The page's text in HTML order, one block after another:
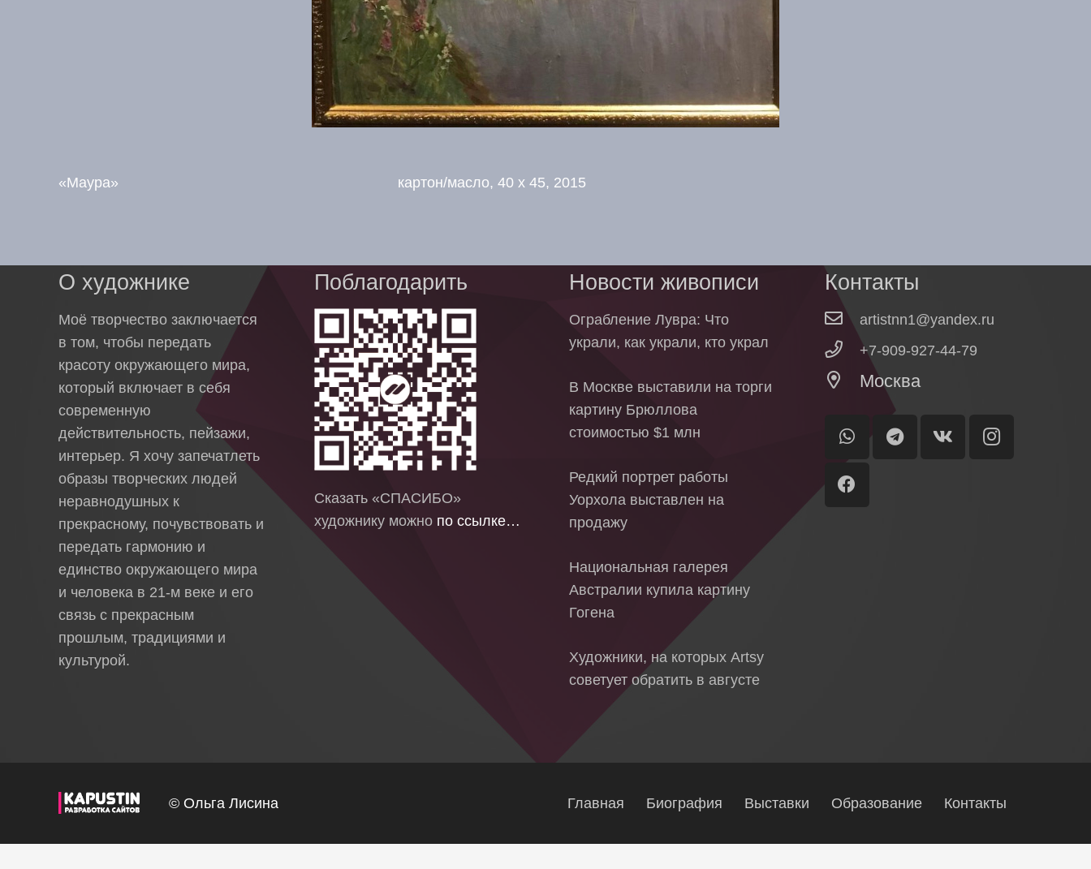
«Маура» картон/масло, 40 x 45, 2015
О художнике
Моё творчество заключается
в том, чтобы передать
красоту окружающего мира,
который включает в себя
современную
действительность, пейзажи,
интерьер. Я хочу запечатлеть
образы творческих людей
неравнодушных к
прекрасному, почувствовать и
передать гармонию и
единство окружающего мира
и человека в 21-м веке и его
связь с прекрасным
прошлым, традициями и
культурой.
Поблагодарить
Сказать «СПАСИБО»
художнику можно по ссылке…
Новости живописи
Ограбление Лувра: Что
украли, как украли, кто украл
В Москве выставили на торги
картину Брюллова
стоимостью $1 млн
Редкий портрет работы
Уорхола выставлен на
продажу
Национальная галерея
Австралии купила картину
Гогена
Художники, на которых Artsy
советует обратить в августе
Контакты
artistnn1@yandex.ru
+7-909-927-44-79
Москва
© Ольга Лисина Главная Биография Выставки Образование Контакты